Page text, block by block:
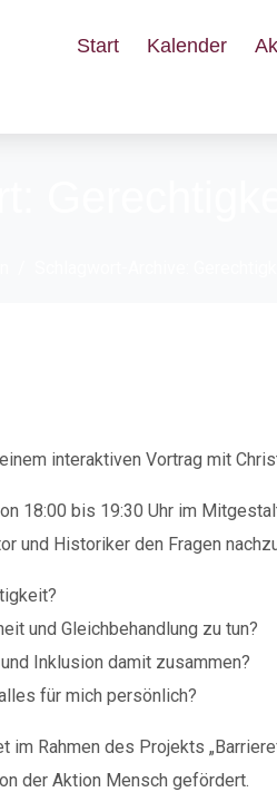
Start Kalender
interaktiven Vortrag mit
18:00 bis 19:30 Uhr im
und Historiker den Fragen
und Gleichbehandlung zu tun?
Inklusion damit zusammen?
für mich persönlich?
im Rahmen des Projekts
der Aktion Mensch gefördert.
Wenn Sie